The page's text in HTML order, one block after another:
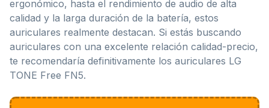
ergonómico, hasta el rendimiento de audio de alta
calidad y la larga duración de la batería, estos
auriculares realmente destacan. Si estás buscando
auriculares con una excelente relación calidad-precio,
te recomendaría definitivamente los auriculares LG
TONE Free FN5.